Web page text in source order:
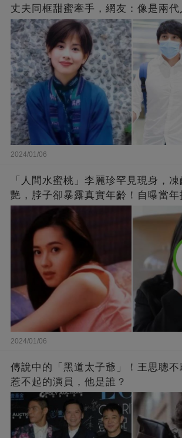
丈夫同框甜蜜牽手，網友：像是兩代
2024/01/06
「人間水蜜桃」李麗珍罕見現身，
艷，脖子卻暴露真實年齡！自曝當年
幕，竟是因為「玉女當久了」？
2024/01/06
傳說中的「黑道太子爺」！王思聰
惹不起的演員，他是誰？